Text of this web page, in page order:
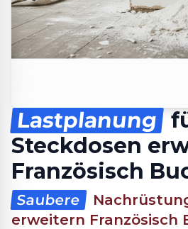
Lastplanung
Steckdosen
Französisch
Saubere
erweitern Französisch